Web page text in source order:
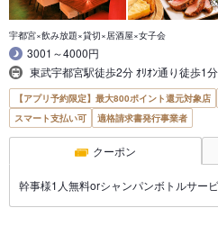
宇都宮×飲み放題×貸切×居酒屋×女子会
3001～4000円
東武宇都宮駅徒歩2分 ｵﾘｵﾝ通り徒歩1分
【アプリ予約限定】最大800ポイント還元対象店
スマート支払い可
適格請求書発行事業者
クーポン
幹事様1人無料orシャンパンボトルサー